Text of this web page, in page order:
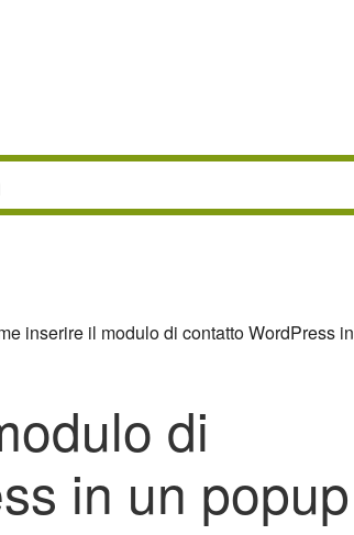
inserire il modulo di contatto WordPress in
di
in un popup